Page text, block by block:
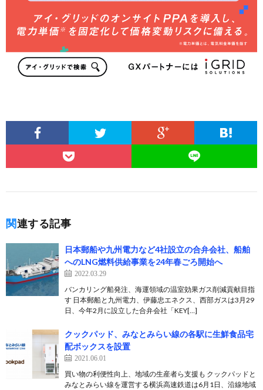
関連する記事
日本郵船や九州電力など4社設立の合弁会社、船舶
へのLNG燃料供給事業を24年春ごろ開始へ
2022.03.29
バンカリング船発注、海運領域の温室効果ガス削減貢献目指
す 日本郵船と九州電力、伊藤忠エネクス、西部ガスは3月29
日、今年2月に設立した合弁会社「KEY[…]
クックパッド、みなとみらい線の各駅に生鮮食品宅
配ボックスを設置
2021.06.01
買い物の利便性向上、地域の生産者ら支援も クックパッドと
みなとみらい線を運営する横浜高速鉄道は6月1日、沿線地域